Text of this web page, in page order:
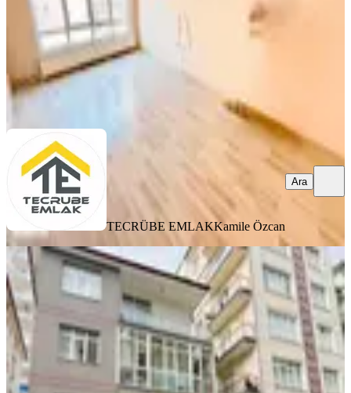
TECRÜBE EMLAK
TECRÜBE EMLAKKamile Özcan
Ara
YENİ
Kartal'dan Demetevler Metrosuna
Yakın Boş Oturuma Hazır
Yenimahalle, Demetlale Mahallesi
3+1
·110 m²·3. Kat·07.08.2026
3.000.000 ₺